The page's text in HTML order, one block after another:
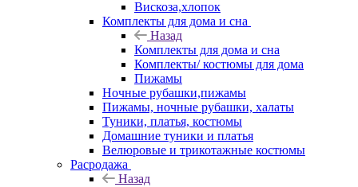
Вискоза,хлопок
Комплекты для дома и сна
Назад
Комплекты для дома и сна
Комплекты/ костюмы для дома
Пижамы
Ночные рубашки,пижамы
Пижамы, ночные рубашки, халаты
Туники, платья, костюмы
Домашние туники и платья
Велюровые и трикотажные костюмы
Расродажа
Назад